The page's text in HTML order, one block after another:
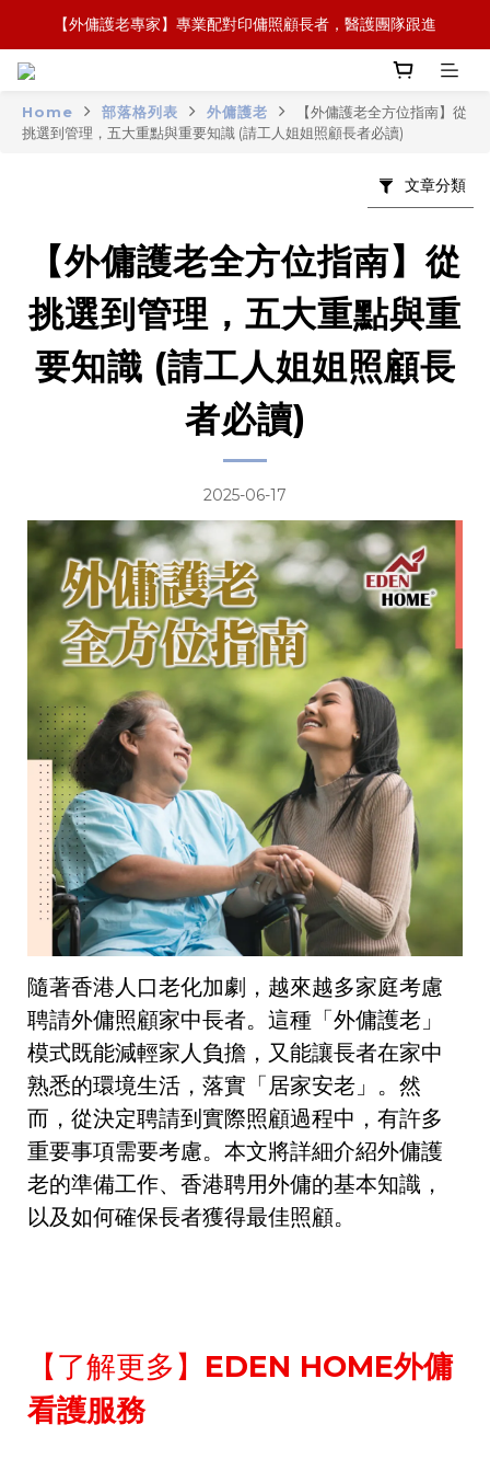
【全新概念】長者護理復康用品，可租可買，彈性選擇
【政府資助】善用社區照顧服務券，上門服務及租用產品
【全新概念】長者護理復康用品，可租可買，彈性選擇
Home 部落格列表 外傭護老
【外傭護老全方位指南】從
挑選到管理，五大重點與重要知識 (請工人姐姐照顧長者必讀)
文章分類
【外傭護老全方位指南】從
挑選到管理，五大重點與重
要知識 (請工人姐姐照顧長
者必讀)
2025-06-17
隨著香港人口老化加劇，越來越多家庭考慮
聘請外傭照顧家中長者。這種「外傭護老」
模式既能減輕家人負擔，又能讓長者在家中
熟悉的環境生活，落實「居家安老」。然
而，從決定聘請到實際照顧過程中，有許多
重要事項需要考慮。本文將詳細介紹外傭護
老的準備工作、香港聘用外傭的基本知識，
以及如何確保長者獲得最佳照顧。
【了解更多】 EDEN HOME外傭
看護服務